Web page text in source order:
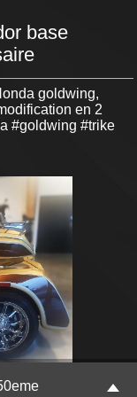
base
goldwing,
en 2
#goldwing #trike